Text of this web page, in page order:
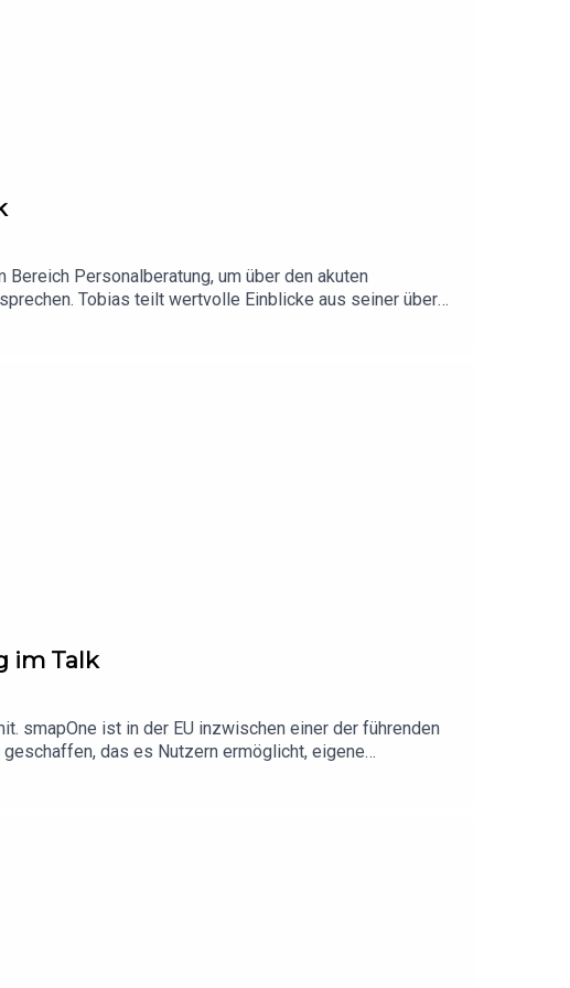
Personalberatung, um über den akuten
Tobias teilt wertvolle Einblicke aus seiner über
wertvolle Einsichten, worauf es bei der Führung von
Du hast den Podcast gehört und willst mehr erfahren?
im Talk
smapOne ist in der EU inzwischen einer der führenden
das es Nutzern ermöglicht, eigene
In der Folge gibt Sven Einblicke in die Entwicklung und
Digitalisierung für alle zugänglich macht. Sein Ziel: Die
gehört und willst mehr erfahren? Schau doch mal hier